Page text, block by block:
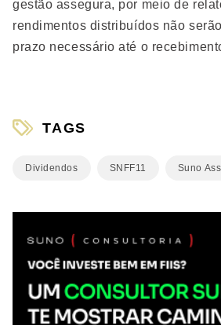
gestão assegura, por meio de
rendimentos distribuídos não
prazo necessário até o
TAGS
Dividendos SNFF11 Suno